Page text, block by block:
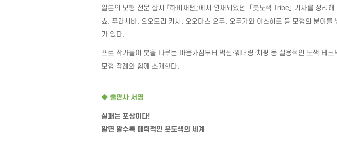
일본의 모형 전문 잡지 『하비재팬』에서 연재되었던 「붓도색 Tribe 」 기사를 정리
쵸 , 푸라시바, 오오모리 키시 , 오오마츠 요쿠, 오쿠가와 야스히로 등 모형의 분야를
가 있다.
프로 작가들이 붓을 다루는 마음가짐부터 먹선 ·웨더링 ·치핑 등 실용적인 도색 테크
모형 작례와 함께 소개한다.
◆ 출판사 서평
실패는 포상이다!
알면 알수록 매력적인 붓도색의 세계